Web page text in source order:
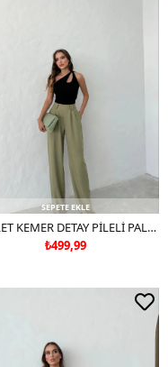
SEPETE EKLE
APOLET KEMER DETAY PİLELİ PALAZZO KETEN PANTOLON HAKİ
₺499,99